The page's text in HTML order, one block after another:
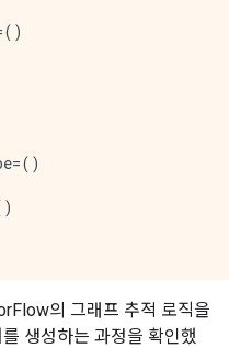
의 그래프 추적 로직을
생성하는 과정을 확인했